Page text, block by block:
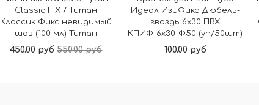
Classic FIX / Титан
Классик Фикс невидимый
шов (100 мл) Титан
450.00 руб 550.00 руб
Идеал ИзиФикс Дюбель-
гвоздь 6х30 ПВХ
КПИФ-6х30-Ф50 (уп/50шт)
100.00 руб